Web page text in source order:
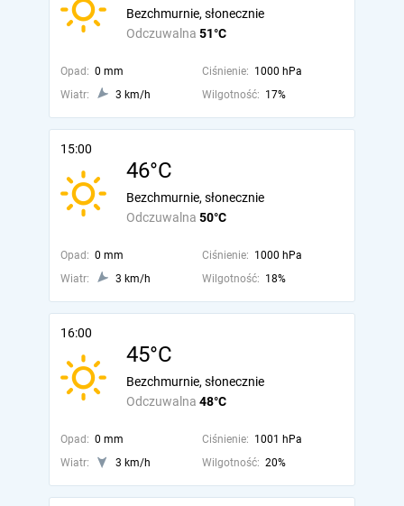
Odczuwalna 51°C
Bezchmurnie, słonecznie
Opad: 0 mm Ciśnienie: 1000 hPa
Wiatr:
3 km/h Wilgotność: 17%
15:00
46°C
Odczuwalna 50°C
Bezchmurnie, słonecznie
Opad: 0 mm Ciśnienie: 1000 hPa
Wiatr:
3 km/h Wilgotność: 18%
16:00
45°C
Odczuwalna 48°C
Bezchmurnie, słonecznie
Opad: 0 mm Ciśnienie: 1001 hPa
Wiatr:
3 km/h Wilgotność: 20%